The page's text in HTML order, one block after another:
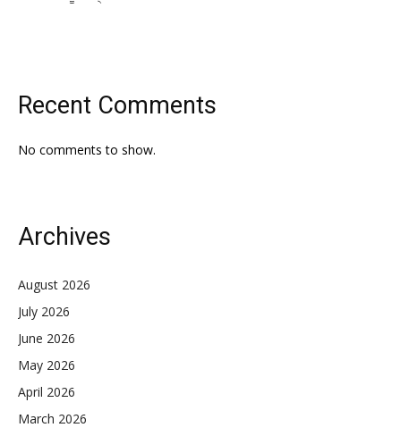
Recent Comments
No comments to show.
Archives
August 2026
July 2026
June 2026
May 2026
April 2026
March 2026